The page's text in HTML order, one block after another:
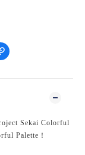
Sekai Colorful
Palette！